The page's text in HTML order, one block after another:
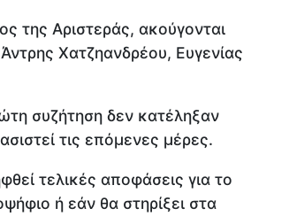
της Αριστεράς, ακούγονται
Χατζηανδρέου, Ευγενίας
συζήτηση δεν κατέληξαν
τις επόμενες μέρες.
τελικές αποφάσεις για το
ή εάν θα στηρίξει στα